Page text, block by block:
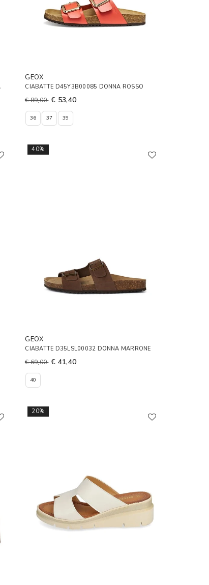
GEOX
CIABATTE D45Y3B00085 DONNA ROSSO
€ 89,00 € 53,40
36 37 39
40%
GEOX
CIABATTE D35LSL00032 DONNA MARRONE
€ 69,00 € 41,40
40
20%